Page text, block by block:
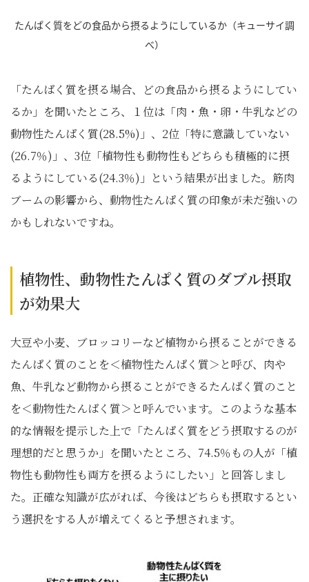
たんぱく質をどの食品から摂るようにしているか（キューサイ調
べ）
「たんぱく質を摂る場合、どの食品から摂るようにしてい
るか」を聞いたところ、１位は「肉・魚・卵・牛乳などの
動物性たんぱく質(28.5%)」、2位「特に意識していない
(26.7％)」、3位「植物性も動物性もどちらも積極的に摂
るようにしている(24.3％)」という結果が出ました。筋肉
ブームの影響から、動物性たんぱく質の印象が未だ強いの
かもしれないですね。
植物性、動物性たんぱく質のダブル摂取
が効果大
大豆や小麦、ブロッコリーなど植物から摂ることができる
たんぱく質のことを＜植物性たんぱく質＞と呼び、肉や
魚、牛乳など動物から摂ることができるたんぱく質のこと
を＜動物性たんぱく質＞と呼んでいます。このような基本
的な情報を提示した上で「たんぱく質をどう摂取するのが
理想的だと思うか」を聞いたところ、74.5％もの人が「植
物性も動物性も両方を摂るようにしたい」と回答しまし
た。正確な知識が広がれば、今後はどちらも摂取するとい
う選択をする人が増えてくると予想されます。